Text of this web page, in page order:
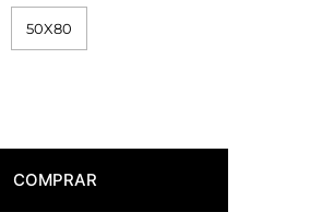
50X80
COMPRAR